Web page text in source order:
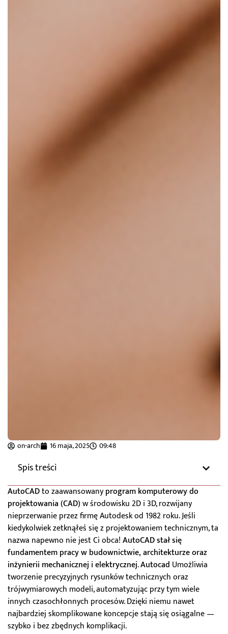
on-arch 16 maja, 2025 09:48
Spis treści
AutoCADto zaawansowanyprogram komputerowy do
projektowania (CAD)w środowisku 2D i 3D, rozwijany
nieprzerwanie przez firmę Autodesk od 1982 roku. Jeśli
kiedykolwiek zetknąłeś się z projektowaniem technicznym, ta
nazwa napewno nie jest Ci obca!AutoCAD stał się
fundamentem pracy w budownictwie, architekturze oraz
inżynierii mechanicznej i elektrycznej.Autocad Umożliwia
tworzenie precyzyjnych rysunków technicznych oraz
trójwymiarowych modeli, automatyzując przy tym wiele
innych czasochłonnych procesów. Dzięki niemu nawet
najbardziej skomplikowane koncepcje stają się osiągalne —
szybko i bez zbędnych komplikacji.